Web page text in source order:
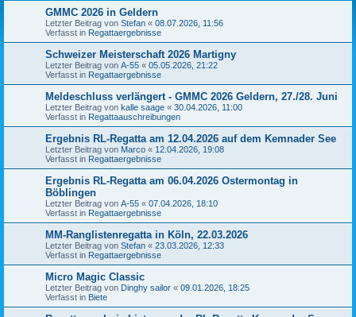
GMMC 2026 in Geldern
Letzter Beitrag von Stefan « 08.07.2026, 11:56
Verfasst in Regattaergebnisse
Schweizer Meisterschaft 2026 Martigny
Letzter Beitrag von A-55 « 05.05.2026, 21:22
Verfasst in Regattaergebnisse
Meldeschluss verlängert - GMMC 2026 Geldern, 27./28. Juni
Letzter Beitrag von kalle saage « 30.04.2026, 11:00
Verfasst in Regattaauschreibungen
Ergebnis RL-Regatta am 12.04.2026 auf dem Kemnader See
Letzter Beitrag von Marco « 12.04.2026, 19:08
Verfasst in Regattaergebnisse
Ergebnis RL-Regatta am 06.04.2026 Ostermontag in
Böblingen
Letzter Beitrag von A-55 « 07.04.2026, 18:10
Verfasst in Regattaergebnisse
MM-Ranglistenregatta in Köln, 22.03.2026
Letzter Beitrag von Stefan « 23.03.2026, 12:33
Verfasst in Regattaergebnisse
Micro Magic Classic
Letzter Beitrag von Dinghy sailor « 09.01.2026, 18:25
Verfasst in Biete